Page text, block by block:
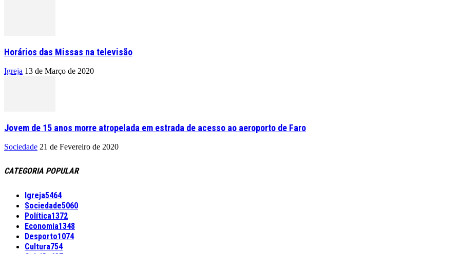
Horários das Missas na televisão
Igreja 13 de Março de 2020
Jovem de 15 anos morre atropelada em estrada de acesso ao aeroporto de Faro
Sociedade 21 de Fevereiro de 2020
CATEGORIA POPULAR
Igreja5464
Sociedade5060
Política1372
Economia1348
Desporto1074
Cultura754